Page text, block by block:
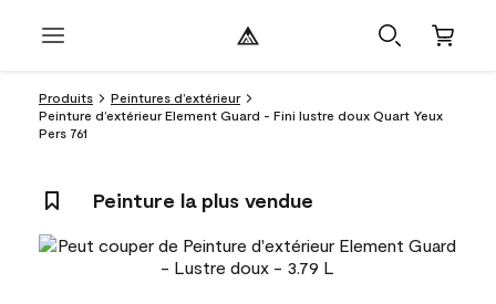
Produits
Peintures d’extérieur
Peinture d’extérieur Element Guard - Fini lustre doux Quart Yeux
Pers 761
Peinture la plus vendue